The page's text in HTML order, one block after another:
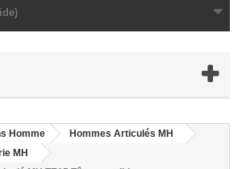
Homme
Hommes Articulés MH
MH